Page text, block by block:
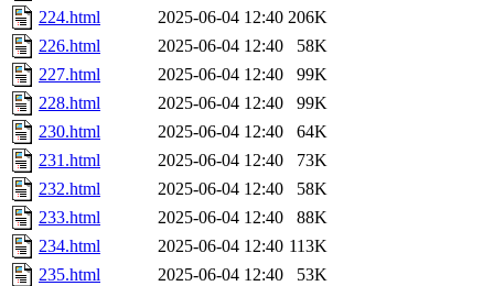
224.html
2025-06-04 12:40 206K
226.html
2025-06-04 12:40
58K
227.html
2025-06-04 12:40
99K
228.html
2025-06-04 12:40
99K
230.html
2025-06-04 12:40
64K
231.html
2025-06-04 12:40
73K
232.html
2025-06-04 12:40
58K
233.html
2025-06-04 12:40
88K
234.html
2025-06-04 12:40 113K
235.html
2025-06-04 12:40
53K